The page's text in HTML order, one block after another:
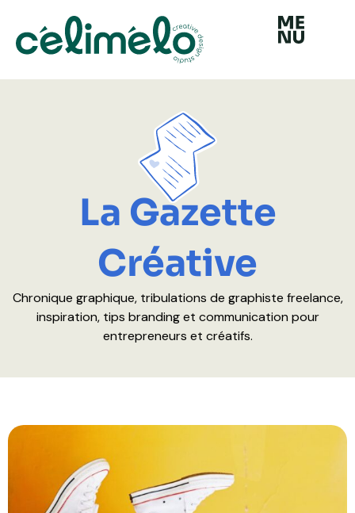
contenu
La Gazette
Créative
Chronique graphique, tribulations de graphiste freelance,
inspiration, tips branding et communication pour
entrepreneurs et créatifs.
P
e
P
e